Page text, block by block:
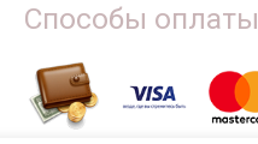
Способы оплаты